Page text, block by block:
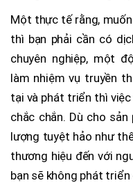
Một thực tế rằng,
thì bạn phải cần có
chuyên nghiệp, một
làm nhiệm vụ truyền
tại và phát triển thì
chắc chắn. Dù cho
lượng tuyệt hảo như
thương hiệu đến với
bạn sẽ không phát triển